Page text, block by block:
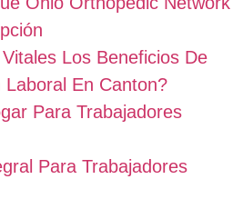
Los Beneficios De
Laboral En Canton?
Para Trabajadores
Para Trabajadores